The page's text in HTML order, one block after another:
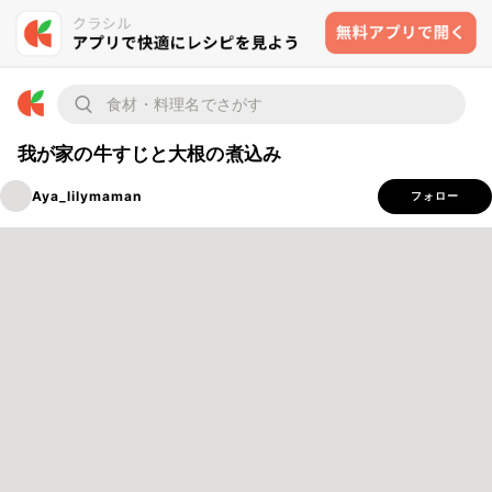
我が家の牛すじと大根の煮込み
Aya_lilymaman フォロー